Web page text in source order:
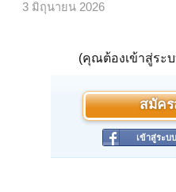
3 มิถุนายน 2026
(คุณต้องเข้าสู่ระ
สมัค
เข้าสู่ระบ